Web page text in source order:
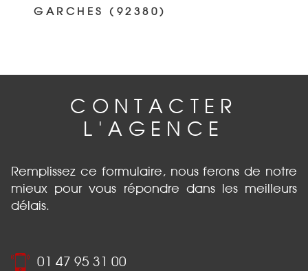
GARCHES (92380)
CONTACTER
L'AGENCE
Remplissez ce formulaire, nous ferons de notre
mieux pour vous répondre dans les meilleurs
délais.
01 47 95 31 00